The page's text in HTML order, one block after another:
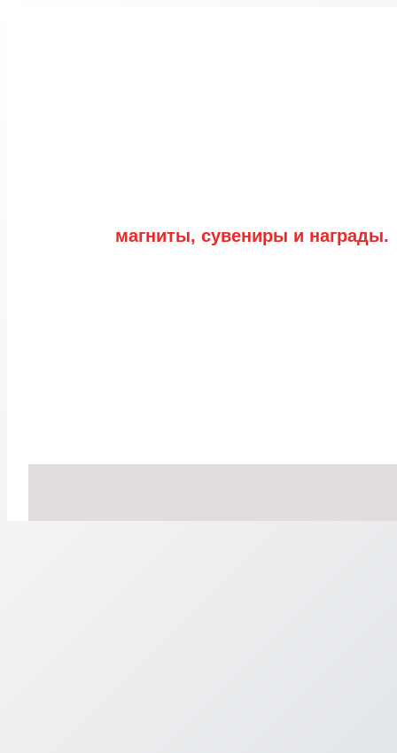
магниты, сувениры и награды.